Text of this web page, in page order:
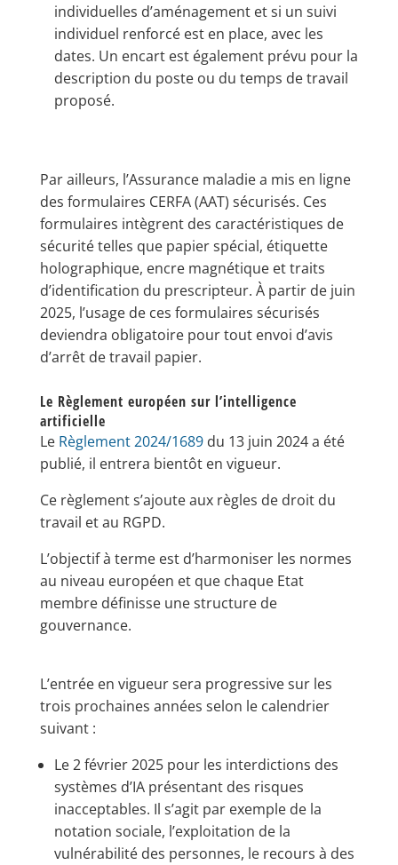
individuelles d’aménagement et si un suivi
individuel renforcé est en place, avec les
dates. Un encart est également prévu pour la
description du poste ou du temps de travail
proposé.
Par ailleurs, l’Assurance maladie a mis en ligne
des formulaires CERFA (AAT) sécurisés. Ces
formulaires intègrent des caractéristiques de
sécurité telles que papier spécial, étiquette
holographique, encre magnétique et traits
d’identification du prescripteur. À partir de juin
2025, l’usage de ces formulaires sécurisés
deviendra obligatoire pour tout envoi d’avis
d’arrêt de travail papier.
Le Règlement européen sur l’intelligence
artificielle
Le Règlement 2024/1689du 13 juin 2024​ a été
publié, il entrera bientôt en vigueur.
Ce règlement s’ajoute aux règles de droit du
travail et au RGPD.
​L’objectif à terme est d’harmoniser les normes
au niveau européen et que chaque Etat
membre définisse une structure de
gouvernance​.
L’entrée en vigueur sera progressive sur les
trois prochaines années selon le calendrier
suivant :
Le 2 février 2025 pour les interdictions des
systèmes d’IA présentant des risques
inacceptables. Il s’agit par exemple de la
notation sociale, l’exploitation de la
vulnérabilité des personnes, le recours à des